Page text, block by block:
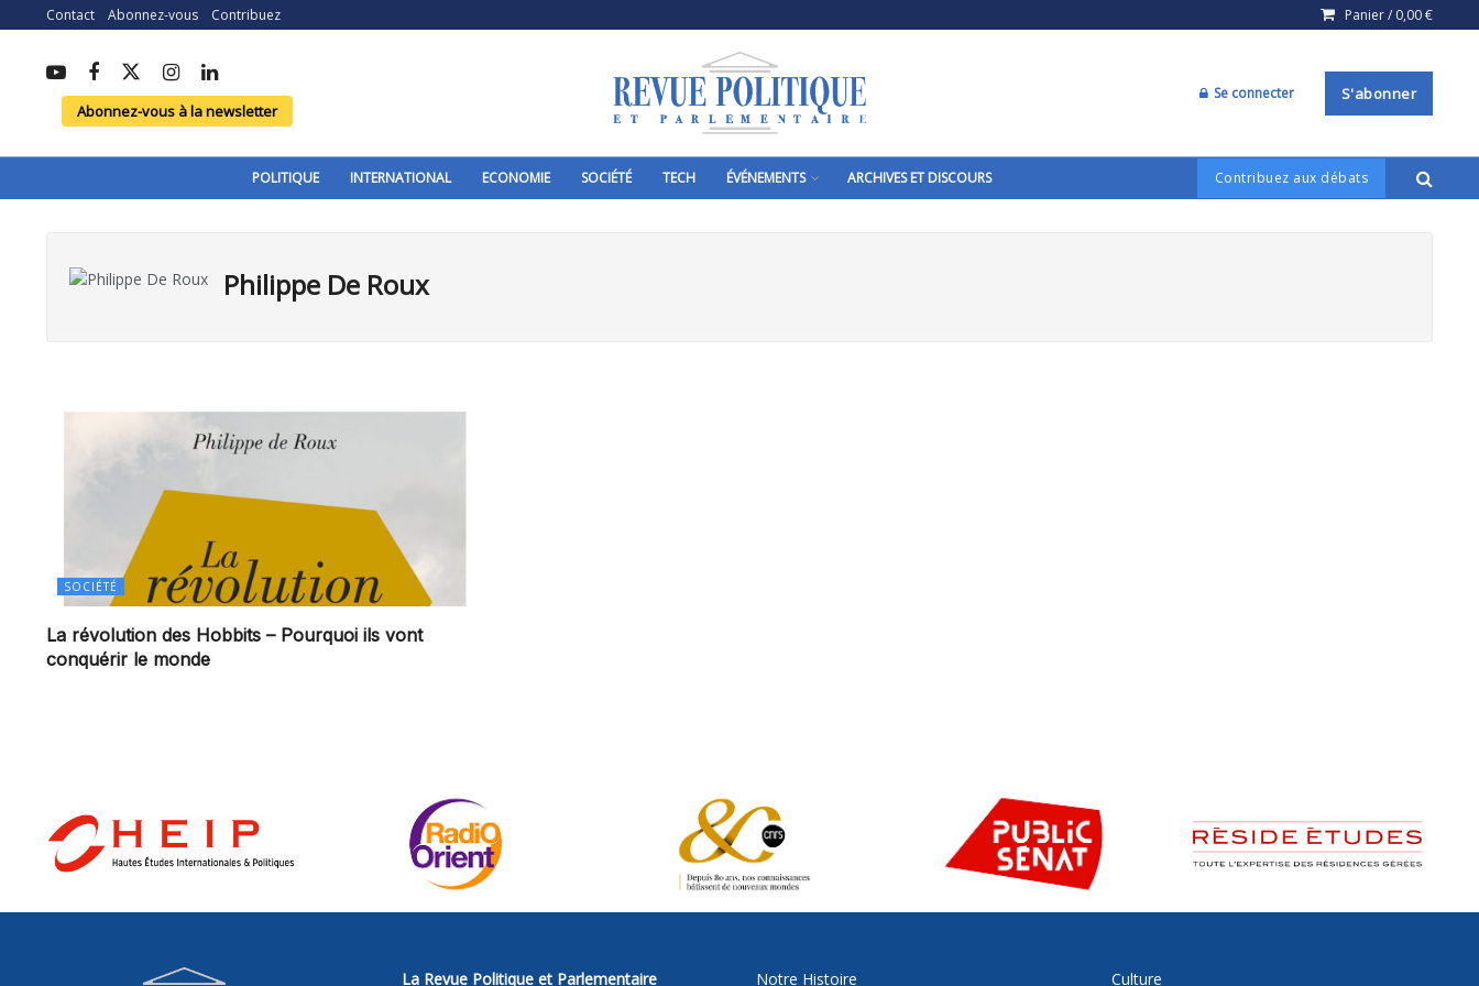
Contact Abonnez-vous Contribuez Panier / 0,00€
Abonnez-vous à la newsletter
Se connecter S'abonner
POLITIQUE INTERNATIONAL ECONOMIE SOCIÉTÉ TECH ÉVÉNEMENTS ARCHIVES ET DISCOURS Contribuez aux débats
Philippe De Roux
SOCIÉTÉ
La révolution des Hobbits – Pourquoi ils vont
conquérir le monde
La Revue Politique et Parlementaire Notre Histoire Culture